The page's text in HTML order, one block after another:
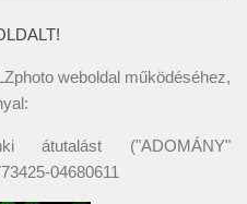
weboldal működéséhez,
átutalást ("ADOMÁNY"
04680611